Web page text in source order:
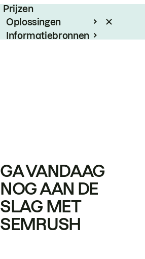
Prijzen
Oplossingen
Informatiebronnen
GA VANDAAG
NOG AAN DE
SLAG MET
SEMRUSH